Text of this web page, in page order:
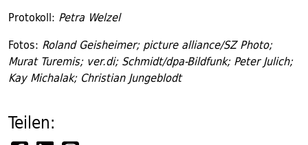
Protokoll: Petra Welzel
Fotos: Roland Geisheimer; picture alliance/SZ Photo;
Murat Turemis; ver.di; Schmidt/dpa-Bildfunk; Peter Julich;
Kay Michalak; Christian Jungeblodt
Teilen: